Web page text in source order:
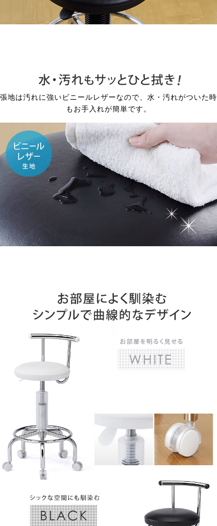
張地は汚れに強いビニールレザーなので、水・汚れがついた時
もお手入れが簡単です。